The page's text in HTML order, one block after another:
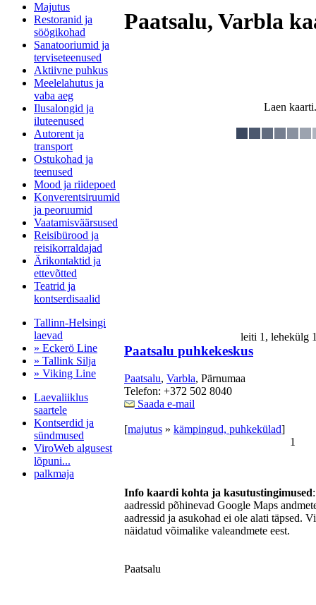
Majutus
Restoranid ja
söögikohad
Sanatooriumid ja
terviseteenused
Aktiivne puhkus
Meelelahutus ja
vaba aeg
Ilusalongid ja
iluteenused
Autorent ja
transport
Ostukohad ja
teenused
Mood ja riidepoed
Konverentsiruumid
ja peoruumid
Vaatamisväärsused
Reisibürood ja
reisikorraldajad
Ärikontaktid ja
ettevõtted
Teatrid ja
kontserdisaalid
Tallinn-Helsingi
laevad
» Eckerö Line
» Tallink Silja
» Viking Line
Laevaliiklus
saartele
Kontserdid ja
sündmused
ViroWeb algusest
lõpuni...
palkmaja
Paatsalu, Varbla
Laen
leiti 1,
Paatsalu puhkekeskus
Paatsalu, Varbla, Pärnumaa
Telefon: +372 502 8040
Saada e-mail
[majutus » kämpingud, puhkekülad]
1
Info kaardi kohta ja kasutustingimused
aadressid põhinevad Google Maps
aadressid ja asukohad ei ole alati täpsed.
näidatud võimalike valeandmete eest.
Paatsalu